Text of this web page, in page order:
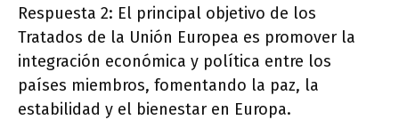
Respuesta 2: El principal objetivo de los
Tratados de la Unión Europea es promover la
integración económica y política entre los
países miembros, fomentando la paz, la
estabilidad y el bienestar en Europa.